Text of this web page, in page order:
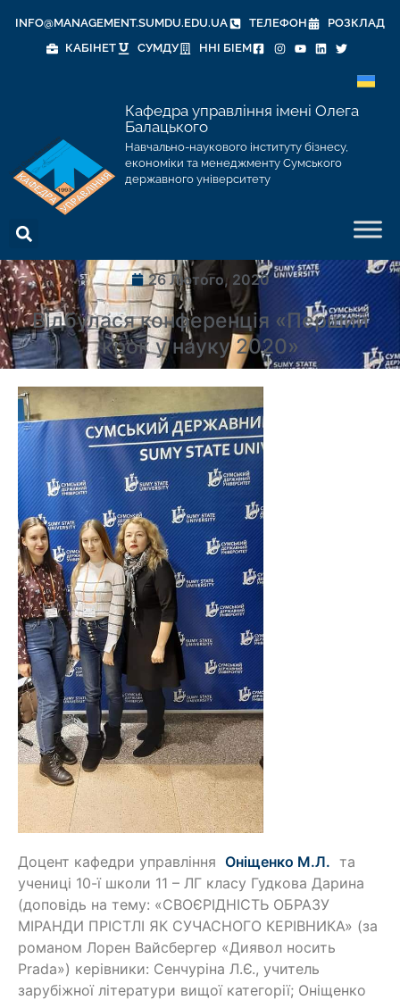
INFO@MANAGEMENT.SUMDU.EDU.UA ТЕЛЕФОН
РОЗКЛАД
КАБІНЕТ
СУМДУ ННІ БІЕМ
Кафедра управління імені Олега
Балацького
Навчально-наукового інституту бізнесу,
економіки та менеджменту Сумського
державного університету
26 Лютого, 2020
Відбулася конференція «Перший
крок у науку 2020»
Доцент кафедри управління Оніщенко М.Л. та
учениці 10-ї школи 11 – ЛГ класу Гудкова Дарина
(доповідь на тему: «СВОЄРІДНІСТЬ ОБРАЗУ
МІРАНДИ ПРІСТЛІ ЯК СУЧАСНОГО КЕРІВНИКА» (за
романом Лорен Вайсбергер «Диявол носить
Prada») керівники: Сенчуріна Л.Є., учитель
зарубіжної літератури вищої категорії; Оніщенко